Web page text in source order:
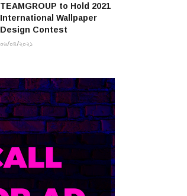
TEAMGROUP to Hold 2021
International Wallpaper
Design Contest
০৬/০৪/২০২১